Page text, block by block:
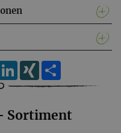
LinkedIn
XING
Sortiment